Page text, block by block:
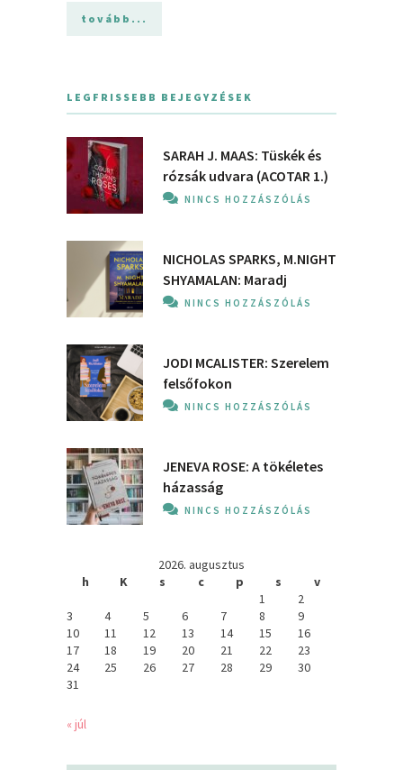
tovább...
LEGFRISSEBB BEJEGYZÉSEK
SARAH J. MAAS: Tüskék és
rózsák udvara (ACOTAR 1.)
NINCS HOZZÁSZÓLÁS
NICHOLAS SPARKS, M.NIGHT
SHYAMALAN: Maradj
NINCS HOZZÁSZÓLÁS
JODI MCALISTER: Szerelem
felsőfokon
NINCS HOZZÁSZÓLÁS
JENEVA ROSE: A ​tökéletes
házasság
NINCS HOZZÁSZÓLÁS
2026. augusztus
h
K s c p s
v
1
2
3
4 5 6 7 8
9
10
11 12 13 14 15
16
17
18 19 20 21 22
23
24
25 26 27 28 29
30
31
« júl